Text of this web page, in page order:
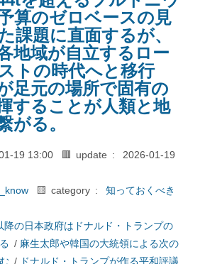
算のゼロベースの見
課題に直面するが、
地域が自立するロー
トの時代へと移行
足元の場所で固有の
することが人類と地
がる。
19 13:00 🟥 update :
2026-01-19
🟨 category :
知っておくべき
降の日本政府はドナルド・トランプの
/ 麻生太郎や韓国の大統領による次の
/ ドナルド・トランプが作る平和評議